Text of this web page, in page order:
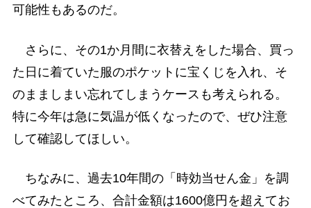
可能性もあるのだ。
さらに、その1か月間に衣替えをした場合、買っ
た日に着ていた服のポケットに宝くじを入れ、そ
のまましまい忘れてしまうケースも考えられる。
特に今年は急に気温が低くなったので、ぜひ注意
して確認してほしい。
ちなみに、過去10年間の「時効当せん金」を調
べてみたところ、合計金額は1600億円を超えてお